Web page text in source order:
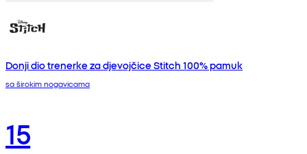
Donji dio trenerke za djevojčice Stitch 100% pamuk
sa širokim nogavicama
15